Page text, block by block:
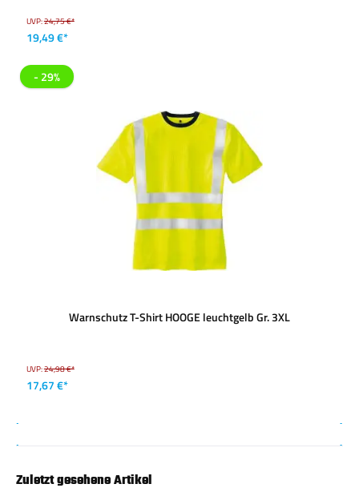
UVP:24,75 €*
19,49 €*
- 29%
Warnschutz T-Shirt HOOGE leuchtgelb Gr. 3XL
UVP:24,98 €*
17,67 €*
Zuletzt gesehene Artikel